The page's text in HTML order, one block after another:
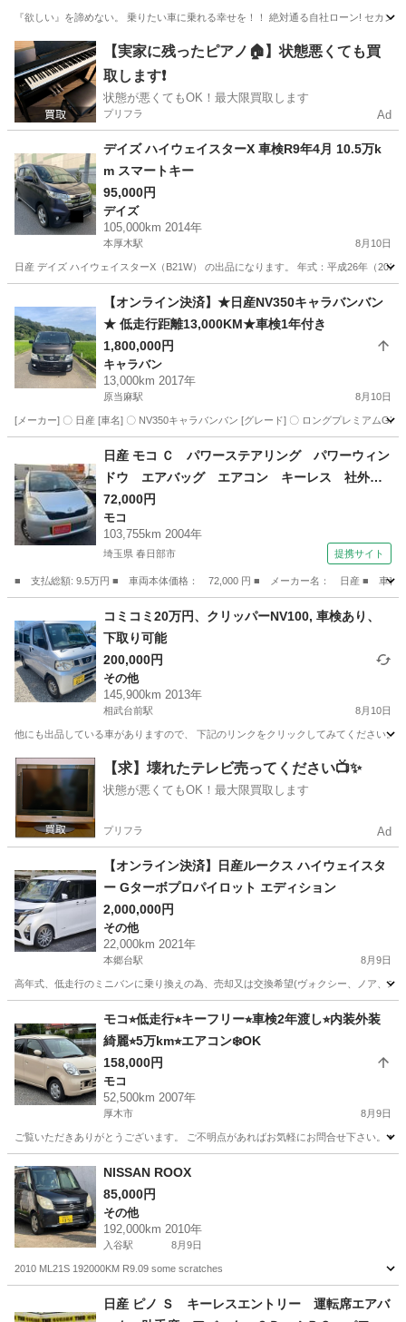
『欲しい』を諦めない。 乗りたい車に乗れる幸せを！！ 絶対通る自社ローン! セカ
神奈川 横浜市 エルグランド Bluetooth
【実家に残ったピアノ🏠】状態悪くても買
取します❗️
状態が悪くてもOK！最大限買取します
プリフラ Ad
デイズ ハイウェイスターX 車検R9年4月 10.5万k
m スマートキー
95,000円
デイズ
105,000km 2014年
本厚木駅 8月10日
日産 デイズ ハイウェイスターX（B21W） の出品になります。 年式：平成26年（
本厚木駅 デイズ
【オンライン決済】★日産NV350キャラバンバン
★ 低走行距離13,000KM★車検1年付き
1,800,000円
キャラバン
13,000km 2017年
原当麻駅 8月10日
[メーカー] 〇 日産 [車名] 〇 NV350キャラバンバン [グレード] 〇 ロングプレミアムGX
相模原市 原当麻駅 キャラバン
日産 モコ Ｃ パワーステアリング パワーウィン
ドウ エアバッグ エアコン キーレス 社外ナ
ビ ＣＤ ＤＶＤ ＥＴＣ 社外ＡＷ （検9.12）
72,000円
モコ
103,755km 2004年
埼玉県 春日部市 提携サイト
■ 支払総額: 9.5万円 ■ 車両本体価格： 72,000 円 ■ メーカー名： 日産 ■ 車
コミコミ20万円、クリッパーNV100, 車検あり、
下取り可能
200,000円
その他
145,900km 2013年
相武台前駅 8月10日
他にも出品している車がありますので、 下記のリンクをクリックしてみてください。
神奈川 相模原市 相武台前駅 その他 クリッパー
【求】壊れたテレビ売ってください📺✨
状態が悪くてもOK！最大限買取します
プリフラ Ad
【オンライン決済】日産ルークス ハイウェイスタ
ー Gターボプロパイロット エディション
2,000,000円
その他
22,000km 2021年
本郷台駅 8月9日
高年式、低走行のミニバンに乗り換えの為、売却又は交換希望(ヴォクシー、ノア、
本郷台駅 その他 プロパイロット
モコ⭐︎低走行⭐︎キーフリー⭐︎車検2年渡し⭐︎内装外装
綺麗⭐︎5万km⭐︎エアコン❄️OK
158,000円
モコ
52,500km 2007年
厚木市 8月9日
ご覧いただきありがとうございます。 ご不明点があればお気軽にお問合せ下さい
神奈川 厚木市 NISSAN ROOX
85,000円
その他
192,000km 2010年
入谷駅 8月9日
2010 ML21S 192000KM R9.09 some scratches
入谷駅 その他
日産 ピノ Ｓ キーレスエントリー 運転席エアバ